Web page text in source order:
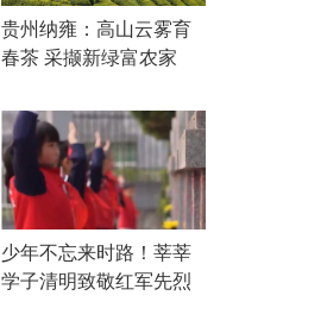
贵州纳雍：高山云雾育
春茶 采撷新绿富农家
少年不忘来时路！莘莘
学子清明致敬红军先烈